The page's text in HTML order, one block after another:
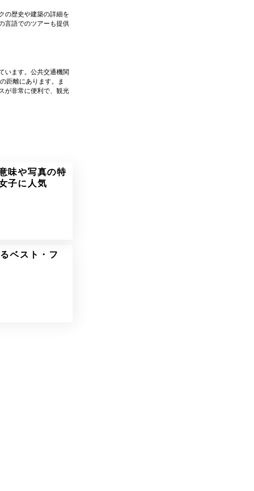
の歴史や建築の詳細を
言語でのツアーも提供
います。公共交通機関
距離にあります。ま
が非常に便利で、観光
味や写真の特
子に人気
ベスト・フ